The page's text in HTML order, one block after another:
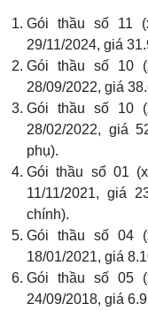
Gói thầu số 11
29/11/2024, giá
Gói thầu số 10
28/09/2022, giá
Gói thầu số 10
28/02/2022, giá
phụ).
Gói thầu số 01
11/11/2021, giá
chính).
Gói thầu số 04
18/01/2021, giá
Gói thầu số 05
24/09/2018, giá